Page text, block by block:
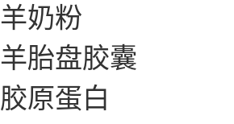
羊奶粉
羊胎盘胶囊
胶原蛋白